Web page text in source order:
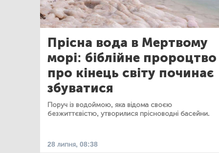
Прісна вода в Мертвому
морі: біблійне пророцтво
про кінець світу починає
збуватися
Поруч із водоймою, яка відома своєю
безжиттєвістю, утворилися прісноводні басейни.
28 липня, 08:38